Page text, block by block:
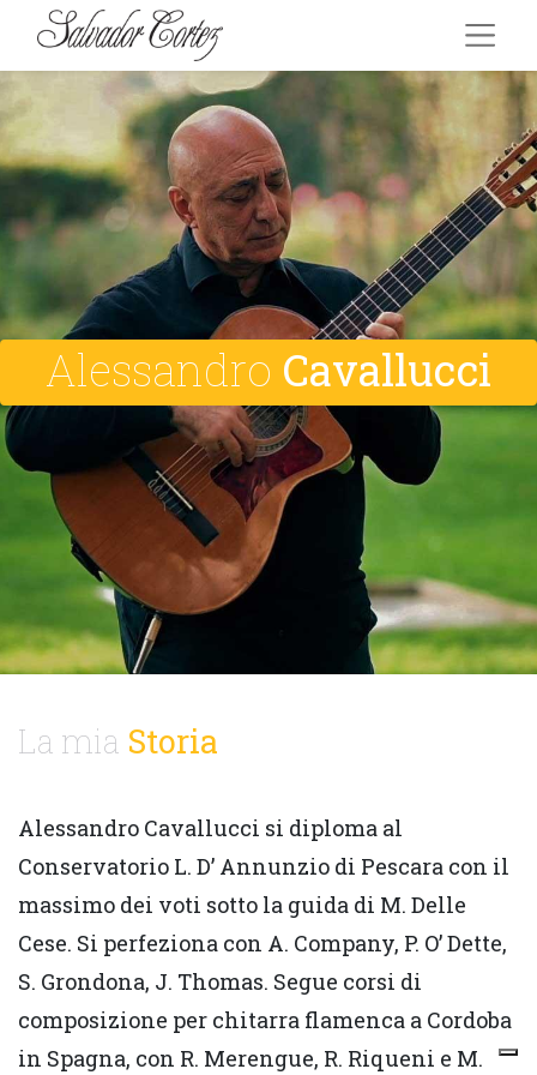
Alessandro Cavallucci
La mia Storia
Alessandro Cavallucci si diploma al
Conservatorio L. D’ Annunzio di Pescara con il
massimo dei voti sotto la guida di M. Delle
Cese. Si perfeziona con A. Company, P. O’ Dette,
S. Grondona, J. Thomas. Segue corsi di
composizione per chitarra flamenca a Cordoba
in Spagna, con R. Merengue, R. Riqueni e M.